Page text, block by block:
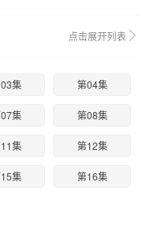
点击展开列表
集 第04集
集 第08集
集 第12集
集 第16集